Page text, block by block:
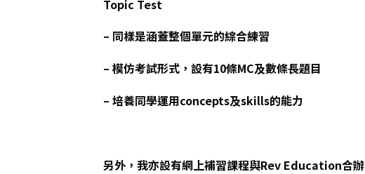
Topic Test
– 同樣是涵蓋整個單元的綜合練習
– 模仿考試形式，設有10條MC及數條長題目
– 培養同學運用concepts及skills的能力
另外，我亦設有網上補習課程與Rev Education合辦